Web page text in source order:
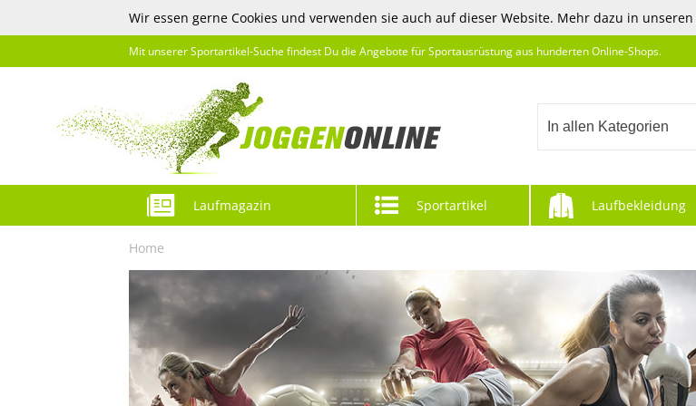
Wir essen gerne Cookies und verwenden sie auch auf dieser Website. Mehr dazu in unseren
Mit unserer Sportartikel-Suche findest Du die Angebote für Sportausrüstung aus hunderten Online-Shops.
In allen Kategorien
Laufmagazin Sportartikel Laufbekleidung
Home